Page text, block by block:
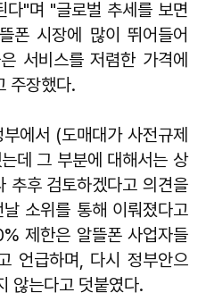
다"며 "글로벌 추세를 보면
폰 시장에 많이 뛰어들어
서비스를 저렴한 가격에
주장했다.
에서 (도매대가 사전규제
데 그 부분에 대해서는 상
추후 검토하겠다고 의견을
소위를 통해 이뤄졌다고
제한은 알뜰폰 사업자들
언급하며, 다시 정부안으
않는다고 덧붙였다.